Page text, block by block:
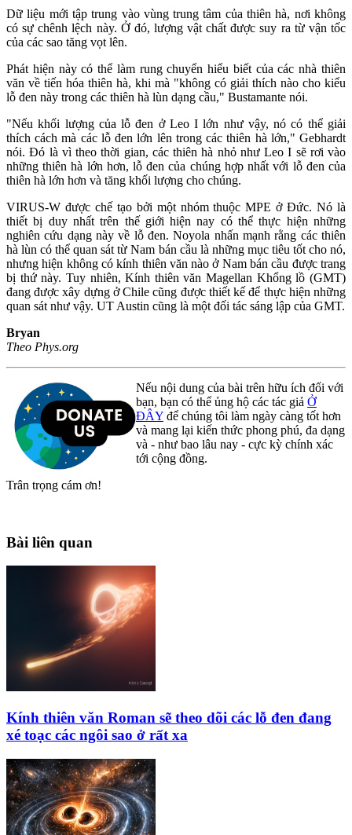
Dữ liệu mới tập trung vào vùng trung tâm của thiên hà, nơi không
có sự chênh lệch này. Ở đó, lượng vật chất được suy ra từ vận tốc
của các sao tăng vọt lên.
Phát hiện này có thể làm rung chuyển hiểu biết của các nhà thiên
văn về tiến hóa thiên hà, khi mà "không có giải thích nào cho kiểu
lỗ đen này trong các thiên hà lùn dạng cầu," Bustamante nói.
"Nếu khối lượng của lỗ đen ở Leo I lớn như vậy, nó có thể giải
thích cách mà các lỗ đen lớn lên trong các thiên hà lớn," Gebhardt
nói. Đó là vì theo thời gian, các thiên hà nhỏ như Leo I sẽ rơi vào
những thiên hà lớn hơn, lỗ đen của chúng hợp nhất với lỗ đen của
thiên hà lớn hơn và tăng khối lượng cho chúng.
VIRUS-W được chế tạo bởi một nhóm thuộc MPE ở Đức. Nó là
thiết bị duy nhất trên thế giới hiện nay có thể thực hiện những
nghiên cứu dạng này về lỗ đen. Noyola nhấn mạnh rằng các thiên
hà lùn có thể quan sát từ Nam bán cầu là những mục tiêu tốt cho nó,
nhưng hiện không có kính thiên văn nào ở Nam bán cầu được trang
bị thứ này. Tuy nhiên, Kính thiên văn Magellan Khổng lồ (GMT)
đang được xây dựng ở Chile cũng được thiết kế để thực hiện những
quan sát như vậy. UT Austin cũng là một đối tác sáng lập của GMT.
Bryan
Theo Phys.org
Nếu nội dung của bài trên hữu ích đối với
bạn, bạn có thể ủng hộ các tác giả Ở
ĐÂY để chúng tôi làm ngày càng tốt hơn
và mang lại kiến thức phong phú, đa dạng
và - như bao lâu nay - cực kỳ chính xác
tới cộng đồng.
Trân trọng cám ơn!
Bài liên quan
Kính thiên văn Roman sẽ theo dõi các lỗ đen đang
xé toạc các ngôi sao ở rất xa